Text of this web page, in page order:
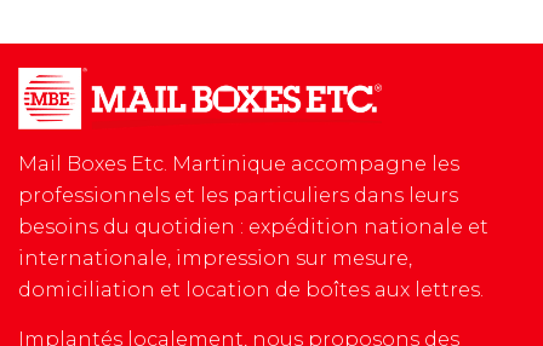
Mail Boxes Etc. Martinique accompagne les
professionnels et les particuliers dans leurs
besoins du quotidien : expédition nationale et
internationale, impression sur mesure,
domiciliation et location de boîtes aux lettres.
Implantés localement, nous proposons des